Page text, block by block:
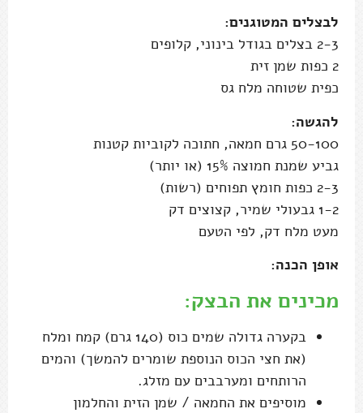
לבצלים המטוגנים:
2-3 בצלים בגודל בינוני, קלופים
2 כפות שמן זית
כפית שטוחה מלח גס
להגשה:
50-100 גרם חמאה, חתוכה לקוביות קטנות
גביע שמנת חמוצה 15% (או יותר)
2-3 כפות חומץ תפוחים (רשות)
1-2 גבעולי שמיר, קצוצים דק
מעט מלח דק, לפי הטעם
אופן הכנה:
מכינים את הבצק:
בקערה גדולה שמים כוס (140 גרם) קמח ומלח
(את חצי הכוס הנוספת שומרים להמשך) והמים
הרותחים ומערבבים עם מזלג.
מוסיפים את החמאה / שמן הזית והחלמון